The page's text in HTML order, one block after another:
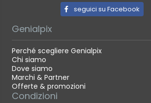
seguici su Facebook
Genialpix
Perché scegliere Genialpix
Chi siamo
Dove siamo
Marchi & Partner
Offerte & promozioni
Condizioni